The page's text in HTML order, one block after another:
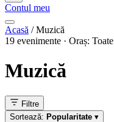
Contul meu
Acasă / Muzică
19 evenimente · Oraș: Toate
Muzică
Filtre
Sortează: Popularitate ▾